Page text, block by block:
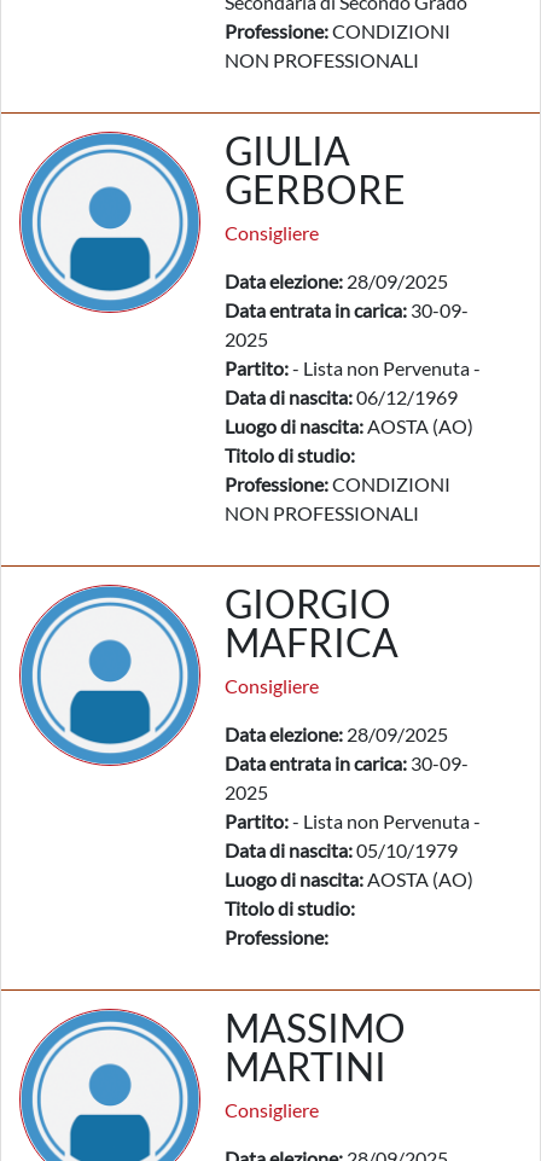
Professione:CONDIZIONI
NON PROFESSIONALI
GIULIA
GERBORE
Consigliere
Data elezione: 28/09/2025
Data entrata in carica: 30-09-
2025
Partito:- Lista non Pervenuta -
Data di nascita:06/12/1969
Luogo di nascita:AOSTA (AO)
Titolo di studio:
Professione:CONDIZIONI
NON PROFESSIONALI
GIORGIO
MAFRICA
Consigliere
Data elezione: 28/09/2025
Data entrata in carica: 30-09-
2025
Partito:- Lista non Pervenuta -
Data di nascita:05/10/1979
Luogo di nascita:AOSTA (AO)
Titolo di studio:
Professione:
MASSIMO
MARTINI
Consigliere